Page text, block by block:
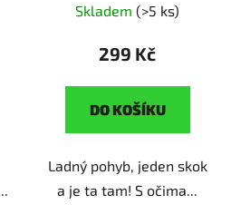
Skladem (>5 ks)
299 Kč
DO KOŠÍKU
Ladný pohyb, jeden skok
a je ta tam! S očima...